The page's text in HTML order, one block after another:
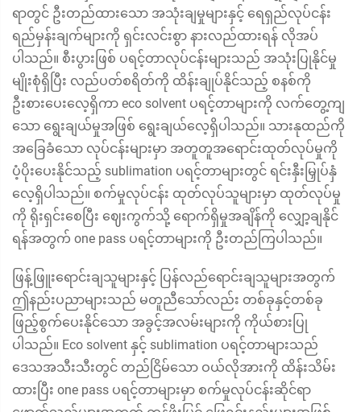
ရာတွင် ဦးတည်ထားသော အသုံးချမှုများနှင့် ရေရှည်လုပ်ငန်း
ရည်မှန်းချက်များကို ရှင်းလင်းစွာ နားလည်ထားရန် လိုအပ်
ပါသည်။ စီးပွားဖြစ် ပရင့်တာလုပ်ငန်းများသည် အသုံးပြုနိုင်မှု
မျိုးစုံရှိပြီး လည်ပတ်စရိတ်ကို ထိန်းချုပ်နိုင်သည့် စနစ်ကို
ဦးစားပေးလေ့ရှိကာ eco solvent ပရင့်တာများကို လက်တွေ့ကျ
သော ရွေးချယ်မှုအဖြစ် ရွေးချယ်လေ့ရှိပါသည်။ သားနုထည်ကို
အခြေခံသော လုပ်ငန်းများမှာ အတူတူအရောင်းထုတ်လုပ်မှုကို
ပံ့ပိုးပေးနိုင်သည့် sublimation ပရင့်တာများတွင် ရင်းနှီးမြှုပ်နှံ
လေ့ရှိပါသည်။ စက်မှုလုပ်ငန်း ထုတ်လုပ်သူများမှာ ထုတ်လုပ်မှု
ကို ရိုးရှင်းစေပြီး ဈေးကွက်သို့ ရောက်ရှိမှုအချိန်ကို လျှော့ချနိုင်
ရန်အတွက် one pass ပရင့်တာများကို ဦးတည်ကြပါသည်။
ဖြန့်ဖြူးရောင်းချသူများနှင့် ပြန်လည်ရောင်းချသူများအတွက်
ဤနည်းပညာများသည် မတူညီသော်လည်း တစ်ခုနှင့်တစ်ခု
ဖြည့်စွက်ပေးနိုင်သော အခွင့်အလမ်းများကို ကိုယ်စားပြု
ပါသည်။ Eco solvent နှင့် sublimation ပရင့်တာများသည်
ဒေသအသီးသီးတွင် တည်ငြိမ်သော ဝယ်လိုအားကို ထိန်းသိမ်း
ထားပြီး one pass ပရင့်တာများမှာ စက်မှုလုပ်ငန်းဆိုင်ရာ